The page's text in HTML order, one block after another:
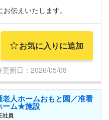
伝えいたします。
お気に入りに追加
新日：2026/05/08
人ホームおもと園／准看
ーム★施設
社員